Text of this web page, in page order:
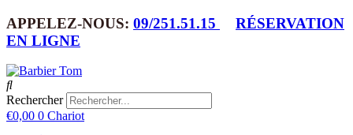
APPELEZ-NOUS: 09/251.51.15
RÉSERVATION
EN LIGNE
Rechercher
€0,00 0 Chariot